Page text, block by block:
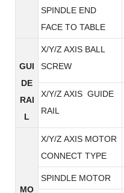
SPINDLE END
FACE TO TABLE
GUI
DE
RAI
L
X/Y/Z AXIS BALL
SCREW
X/Y/Z AXIS GUIDE
RAIL
MO
X/Y/Z AXIS MOTOR
CONNECT TYPE
SPINDLE MOTOR